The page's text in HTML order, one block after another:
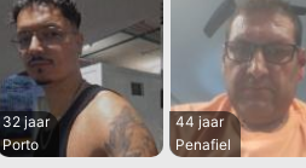
32 jaar
Porto
44 jaar
Penafiel